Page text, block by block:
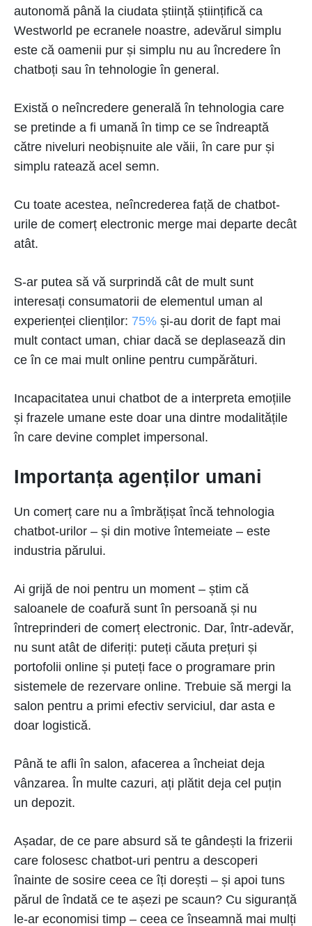
autonomă până la ciudata știință științifică ca
Westworld pe ecranele noastre, adevărul simplu
este că oamenii pur și simplu nu au încredere în
chatboți sau în tehnologie în general.
Există o neîncredere generală în tehnologia care
se pretinde a fi umană în timp ce se îndreaptă
către niveluri neobișnuite ale văii, în care pur și
simplu ratează acel semn.
Cu toate acestea, neîncrederea față de chatbot-
urile de comerț electronic merge mai departe decât
atât.
S-ar putea să vă surprindă cât de mult sunt
interesați consumatorii de elementul uman al
experienței clienților: 75% și-au dorit de fapt mai
mult contact uman, chiar dacă se deplasează din
ce în ce mai mult online pentru cumpărături.
Incapacitatea unui chatbot de a interpreta emoțiile
și frazele umane este doar una dintre modalitățile
în care devine complet impersonal.
Importanța agenților umani
Un comerț care nu a îmbrățișat încă tehnologia
chatbot-urilor – și din motive întemeiate – este
industria părului.
Ai grijă de noi pentru un moment – știm că
saloanele de coafură sunt în persoană și nu
întreprinderi de comerț electronic. Dar, într-adevăr,
nu sunt atât de diferiți: puteți căuta prețuri și
portofolii online și puteți face o programare prin
sistemele de rezervare online. Trebuie să mergi la
salon pentru a primi efectiv serviciul, dar asta e
doar logistică.
Până te afli în salon, afacerea a încheiat deja
vânzarea. În multe cazuri, ați plătit deja cel puțin
un depozit.
Așadar, de ce pare absurd să te gândești la frizerii
care folosesc chatbot-uri pentru a descoperi
înainte de sosire ceea ce îți dorești – și apoi tuns
părul de îndată ce te așezi pe scaun? Cu siguranță
le-ar economisi timp – ceea ce înseamnă mai mulți